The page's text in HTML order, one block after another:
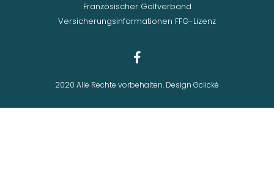
Französischer Golfverband
Versicherungsinformationen FFG-Lizenz
2020 Alle Rechte vorbehalten. Design Gclické